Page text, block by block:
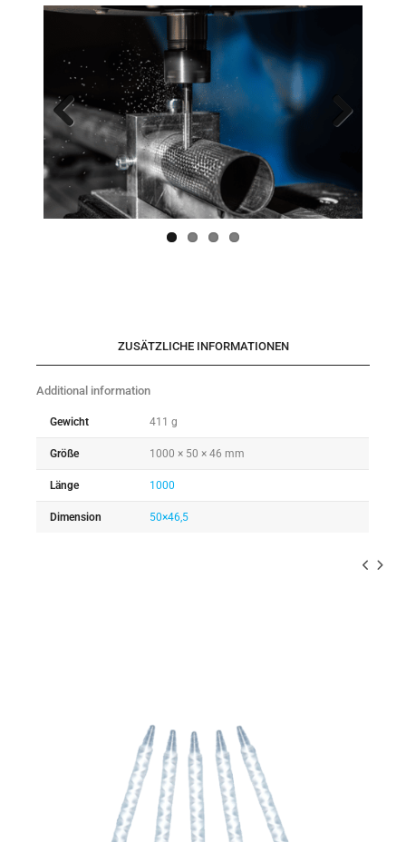
Previo
us
ZUSÄTZLICHE INFORMATIONEN
Additional information
Gewicht 411 g
Größe 1000 × 50 × 46 mm
Länge 1000
Dimension 50×46,5